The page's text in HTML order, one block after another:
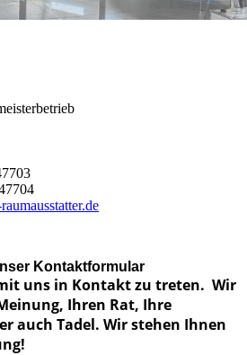
Kontaktformular
uns in Kontakt zu treten. Wir
Ihren Rat, Ihre
auch Tadel. Wir stehen Ihnen